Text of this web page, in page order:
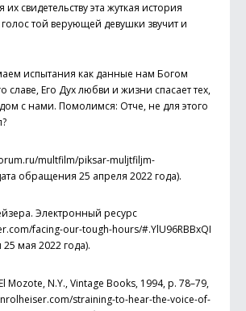
свидетельству эта жуткая история
той верующей девушки звучит и
испытания как данные нам Богом
славе, Его Дух любви и жизни спасает тех,
с нами. Помолимся: Отче, не для этого
multfilm/piksar-muljtfiljm-
обращения 25 апреля 2022 года).
Электронный ресурс
facing-our-tough-hours/#.YlU96RBBxQI
мая 2022 года).
Mozote, N.Y., Vintage Books, 1994, p. 78–79,
straining-to-hear-the-voice-of-